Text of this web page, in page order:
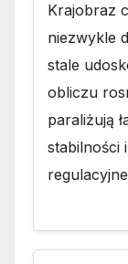
Krajobraz
niezwykle
stale
obliczu
paraliżują
stabilności